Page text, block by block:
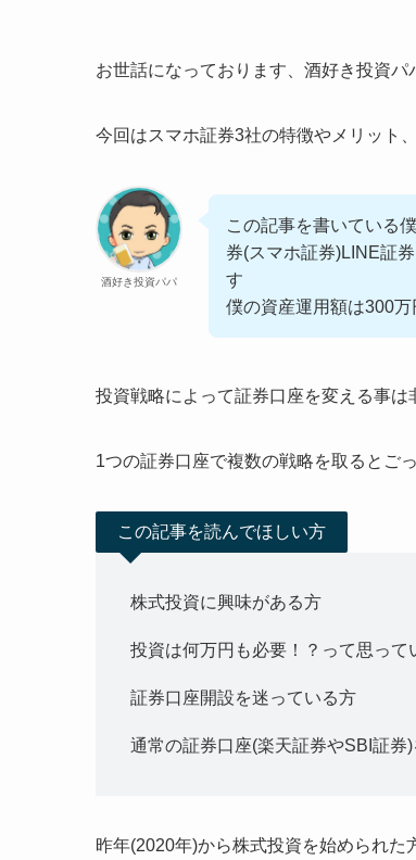
お世話になっております、酒好き投資パ
今回はスマホ証券3社の特徴やメリット
酒好き投資パパ
この記事を書いている
券(スマホ証券)LINE証
す
僕の資産運用額は300万
投資戦略によって証券口座を変える事は
1つの証券口座で複数の戦略を取るとご
この記事を読んでほしい方
株式投資に興味がある方
投資は何万円も必要！？って思っ
証券口座開設を迷っている方
通常の証券口座(楽天証券やSBI証券
昨年(2020年)から株式投資を始められ